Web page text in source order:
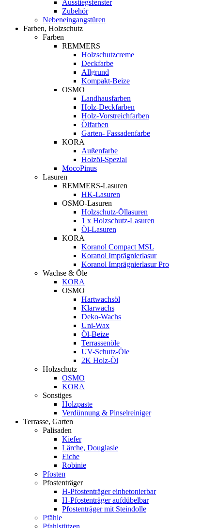
Ausstiegsfenster
Zubehör
Nebeneingangstüren
Farben, Holzschutz
Farben
REMMERS
Holzschutzcreme
Deckfarbe
Allgrund
Kompakt-Beize
OSMO
Landhausfarben
Holz-Deckfarben
Holz-Vorstreichfarben
Ölfarben
Garten- Fassadenfarbe
KORA
Außenfarbe
Holzöl-Spezial
MocoPinus
Lasuren
REMMERS-Lasuren
HK-Lasuren
OSMO-Lasuren
Holzschutz-Öllasuren
1 x Holzschutz-Lasuren
Öl-Lasuren
KORA
Koranol Compact MSL
Koranol Imprägnierlasur
Koranol Imprägnierlasur Pro
Wachse & Öle
KORA
OSMO
Hartwachsöl
Klarwachs
Deko-Wachs
Uni-Wax
Öl-Beize
Terrassenöle
UV-Schutz-Öle
2K Holz-Öl
Holzschutz
OSMO
KORA
Sonstiges
Holzpaste
Verdünnung & Pinselreiniger
Terrasse, Garten
Palisaden
Kiefer
Lärche, Douglasie
Eiche
Robinie
Pfosten
Pfostenträger
H-Pfostenträger einbetonierbar
H-Pfostenträger aufdübelbar
Pfostenträger mit Steindolle
Pfähle
Pfahlstützen